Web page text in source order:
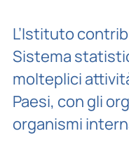
L’Istituto
Sistema
molteplici
Paesi, con gli
organismi